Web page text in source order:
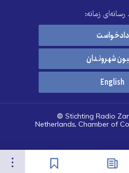
نشان‌گذاشته‌ها
رسانه‌ای زمانه:
دادخواست
شهروندان
English
© Stichting Radio
Netherlands, Chamber of